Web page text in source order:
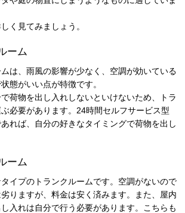
く見てみましょう。
ーム
は、雨風の影響が少なく、空調が効いている
態がいい点が特徴です。
荷物を出し入れしないといけないため、トラ
必要があります。24時間セルフサービス型
れば、自分の好きなタイミングで荷物を出し
ーム
イプのトランクルームです。空調がないので
りますが、料金は安く済みます。また、屋内
入れは自分で行う必要があります。こちらも